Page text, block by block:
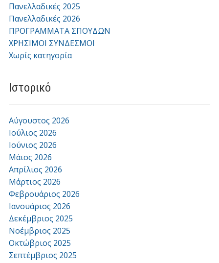
Πανελλαδικές 2025
Πανελλαδικές 2026
ΠΡΟΓΡΑΜΜΑΤΑ ΣΠΟΥΔΩΝ
ΧΡΗΣΙΜΟΙ ΣΥΝΔΕΣΜΟΙ
Χωρίς κατηγορία
Ιστορικό
Αύγουστος 2026
Ιούλιος 2026
Ιούνιος 2026
Μάιος 2026
Απρίλιος 2026
Μάρτιος 2026
Φεβρουάριος 2026
Ιανουάριος 2026
Δεκέμβριος 2025
Νοέμβριος 2025
Οκτώβριος 2025
Σεπτέμβριος 2025